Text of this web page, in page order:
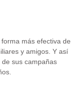
más efectiva de
y amigos. Y así
sus campañas